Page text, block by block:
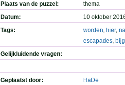
Plaats van de puzzel:
thema
Datum:
10 oktober
Tags:
worden, hier,
escapades,
Gelijkluidende vragen:
Geplaatst door: HaDe